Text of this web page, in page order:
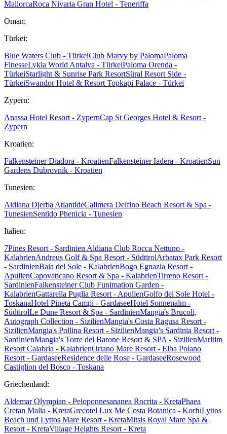
MallorcaRoca Nivaria Gran Hotel - Teneriffa
Oman:
Türkei:
Blue Waters Club - TürkeiClub Marvy by PalomaPaloma
FinesseLykia World Antalya - TürkeiPaloma Orenda -
TürkeiStarlight & Sunrise Park ResortSüral Resort Side -
TürkeiSwandor Hotel & Resort Topkapi Palace - Türkei
Zypern:
Anassa Hotel Resort - ZypernCap St Georges Hotel & Resort -
Zypern
Kroatien:
Falkensteiner Diadora - KroatienFalkensteiner Iadera - KroatienSun
Gardens Dubrovnik - Kroatien
Tunesien:
Aldiana Djerba AtlantideCalimera Delfino Beach Resort & Spa -
TunesienSentido Phenicia - Tunesien
Italien:
7Pines Resort - Sardinien Aldiana Club Rocca Nettuno -
KalabrienAndreus Golf & Spa Resort - SüdtirolArbatax Park Resort
- SardinienBaia del Sole - KalabrienBogo Egnazia Resort -
ApulienCapovaticano Resort & Spa - KalabrienTirreno Resort -
SardinienFalkensteiner Club Funimation Garden -
KalabrienGattarella Puglia Resort - ApulienGolfo del Sole Hotel -
ToskanaHotel Pineta Campi - GardaseeHotel Sonnenalm -
SüdtirolLe Dune Resort & Spa - SardinienMangia's Brucoli,
Autograph Collection - SizilienMangia's Costa Ragusa Resort -
SizilienMangia's Pollina Resort - SizilienMangia's Sardinia Resort -
SardinienMangia's Torre del Barone Resort & SPA - SizilienMaritim
Resort Calabria - KalabrienOrtano Mare Resort - Elba Poiano
Resort - GardaseeResidence delle Rose - GardaseeRosewood
Castiglion del Bosco - Toskana
Griechenland:
Aldemar Olympian - Peloponnesananea Rocrita - KretaPhaea
Cretan Malia - KretaGrecotel Lux Me Costa Botanica - KorfuLyttos
Beach und Lyttos Mare Resort - KretaMitsis Royal Mare Spa &
Resort - KretaVillage Heights Resort - Kreta